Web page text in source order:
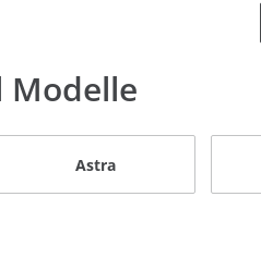
Modelle
Astra